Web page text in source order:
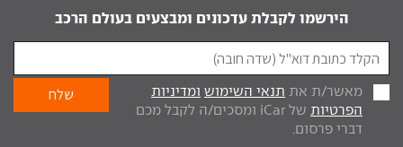
הירשמו לקבלת עדכונים ומבצעים בעולם הרכב
מאשר/ת את תנאי השימוש ומדיניות
הפרטיות
של iCar ומסכים/ה לקבל מכם
דברי פרסום.